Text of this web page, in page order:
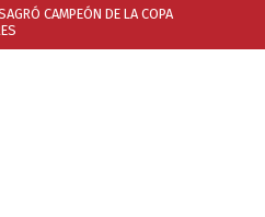
CAMPEÓN DE LA COPA